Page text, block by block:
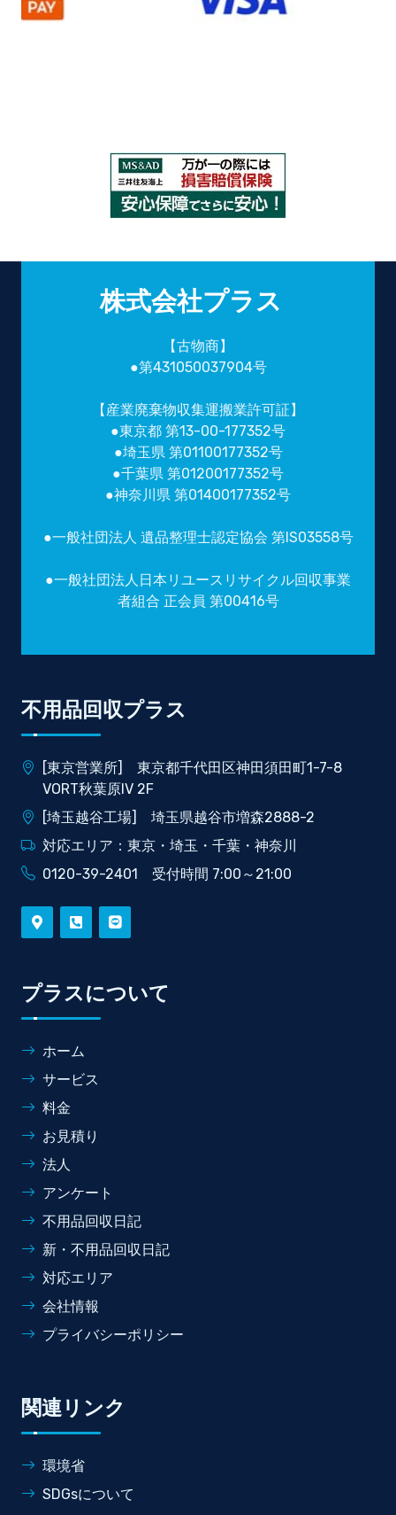
株式会社プラス
【古物商】
●第431050037904号
【産業廃棄物収集運搬業許可証】
●東京都 第13-00-177352号
●埼玉県 第01100177352号
●千葉県 第01200177352号
●神奈川県 第01400177352号
●一般社団法人 遺品整理士認定協会 第IS03558号
●一般社団法人日本リユースリサイクル回収事業
者組合 正会員 第00416号
不用品回収プラス
[東京営業所] 東京都千代田区神田須田町1-7-8
VORT秋葉原IV 2F
[埼玉越谷工場] 埼玉県越谷市増森2888-2
対応エリア：東京・埼玉・千葉・神奈川
0120-39-2401 受付時間 7:00～21:00
プラスについて
ホーム
サービス
料金
お見積り
法人
アンケート
不用品回収日記
新・不用品回収日記
対応エリア
会社情報
プライバシーポリシー
関連リンク
環境省
SDGsについて